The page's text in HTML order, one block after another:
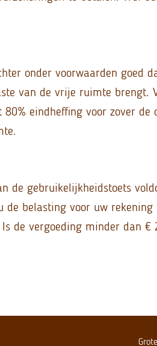
onder voorwaarden goed
van de vrije ruimte brengt.
80% eindheffing voor zover
de gebruikelijkheidstoets
belasting voor uw rekening
de vergoeding minder dan